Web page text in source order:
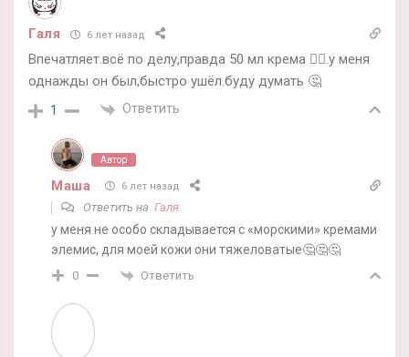
Галя 6 лет назад
Впечатляет.всё по делу,правда 50 мл крема 🤦‍♀️.у меня
однажды он был,быстро ушёл.буду думать 🤔
1 Ответить
Автор
Маша 6 лет назад
Ответить на Галя
у меня не особо складывается с «морскими» кремами
элемис, для моей кожи они тяжеловатые🤔🤔🤔
0 Ответить